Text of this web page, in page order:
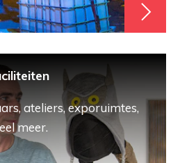
ateliers, exporuimtes,
meer.